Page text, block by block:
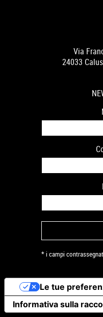
Via
24033
* i campi
Informativa sulla
Le tue